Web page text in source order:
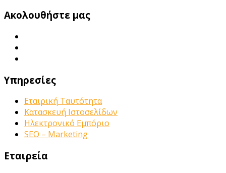
Ακολουθήστε μας
Υπηρεσίες
Εταιρική Ταυτότητα
Κατασκευή Ιστοσελίδων
Ηλεκτρονικό Εμπόριο
SEO – Marketing
Εταιρεία